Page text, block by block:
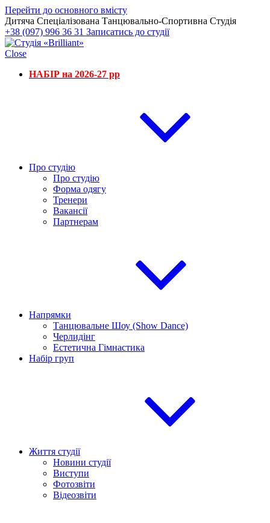
Перейти до основного вмісту
Дитяча Спеціалізована Танцювально-Спортивна Студія
+38 (097) 996 36 31 Записатись до студії
Close
НАБІР на 2026-27 рр
Про студію
Про студію
Форма одягу
Тренери
Вакансії
Партнерам
Напрямки
Танцювальне Шоу (Show Dance)
Черлидінг
Естетична Гімнастика
Набір груп
Життя студії
Новини студії
Виступи
Фотозвіти
Відеозвіти